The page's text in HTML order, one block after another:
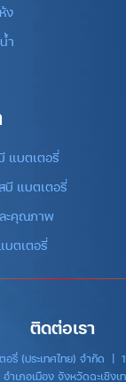
ง
ำ
แบตเตอรี่
บี แบตเตอรี่
ะคุณภาพ
บตเตอรี่
ติดต่อเรา
อรี่ (ประเทศไทย) จำกัด |
ำเภอเมือง จังหวัดฉะเชิงเ